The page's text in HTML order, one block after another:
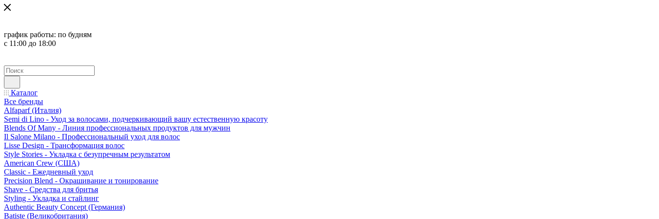
график работы: по будням
с 11:00 до 18:00
Каталог
Все бренды
Alfaparf (Италия)
Semi di Lino - Уход за волосами, подчеркивающий вашу естественную красоту
Blends Of Many - Линия профессиональных продуктов для мужчин
Il Salone Milano - Профессиональный уход для волос
Lisse Design - Трансформация волос
Style Stories - Укладка с безупречным результатом
American Crew (США)
Classic - Ежедневный уход
Precision Blend - Окрашивание и тонирование
Shave - Средства для бритья
Styling - Укладка и стайлинг
Authentic Beauty Concept (Германия)
Batiste (Великобритания)